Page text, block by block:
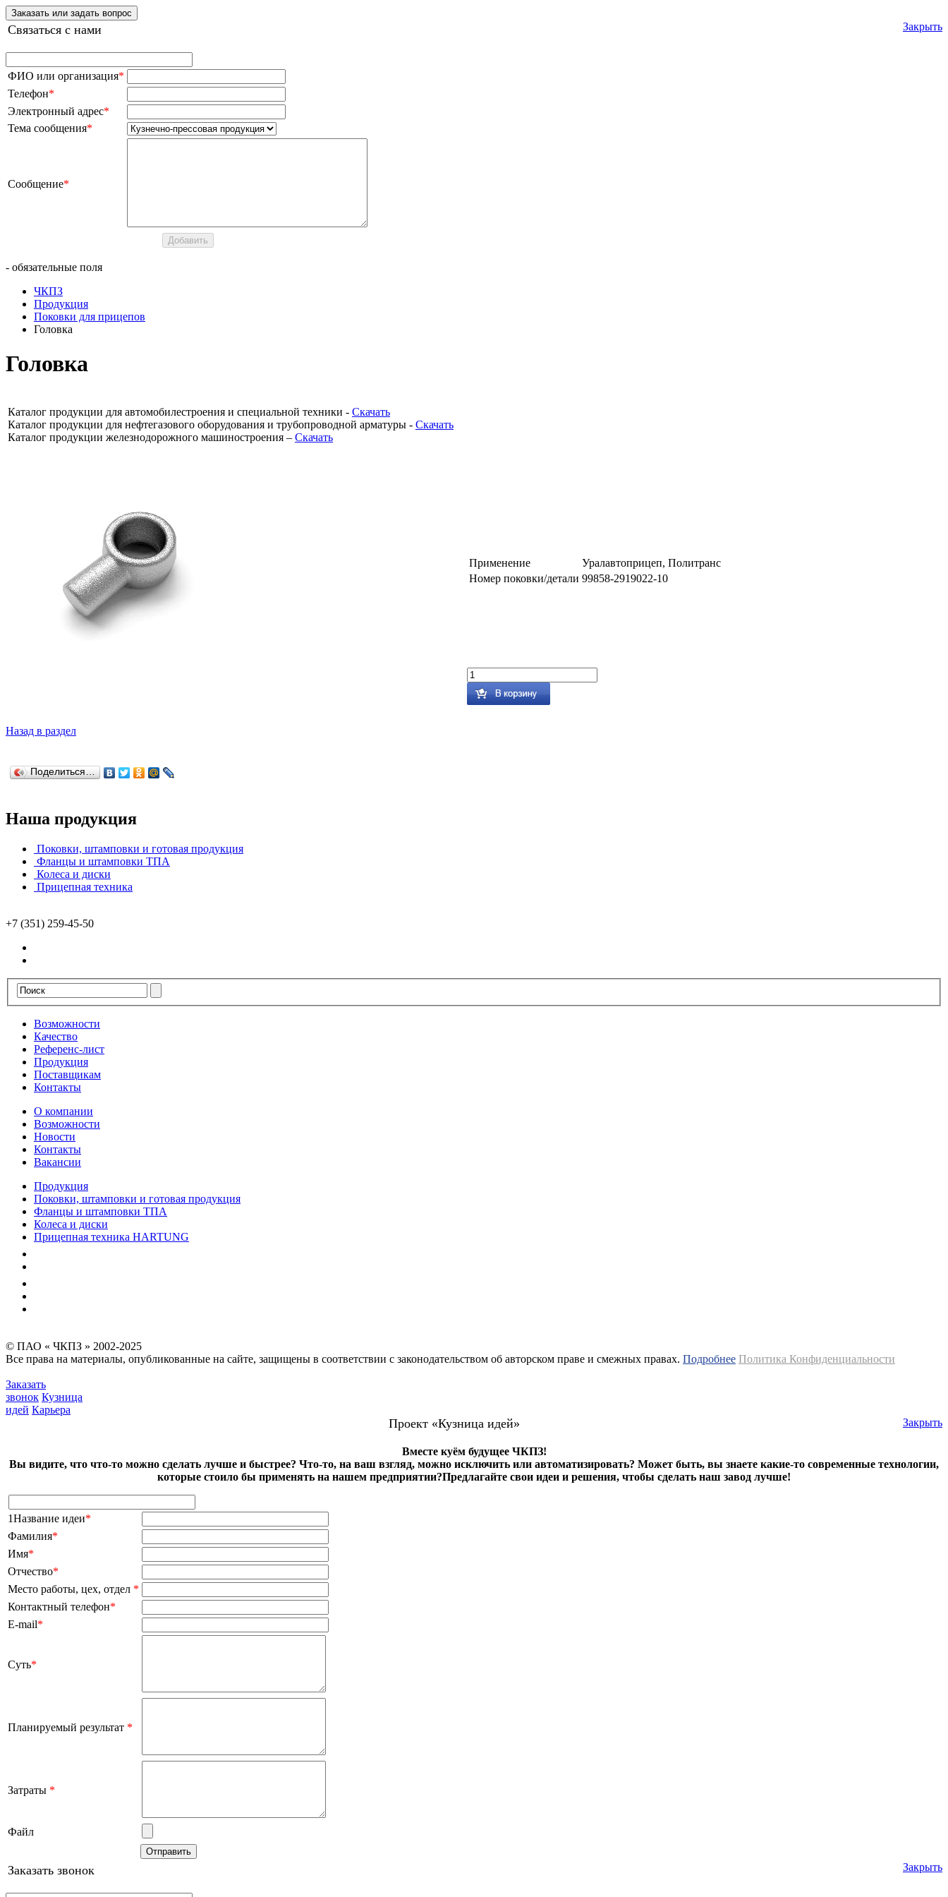
Заказать или задать вопрос
Закрыть
Связаться с нами
ФИО или организация*
Телефон*
Электронный адрес*
Тема сообщения*
Сообщение*
- обязательные поля
ЧКПЗ
Продукция
Поковки для прицепов
Головка
Головка
Каталог продукции для автомобилестроения и специальной техники - Скачать
Каталог продукции для нефтегазового оборудования и трубопроводной арматуры - Скачать
Каталог продукции железнодорожного машиностроения – Скачать
Применение
Уралавтоприцеп, Политранс
Номер поковки/детали 99858-2919022-10
Назад в раздел
Поделиться…
Наша продукция
Поковки, штамповки и готовая продукция
Фланцы и штамповки ТПА
Колеса и диски
Прицепная техника
+7 (351) 259-45-50
Возможности
Качество
Референс-лист
Продукция
Поставщикам
Контакты
О компании
Возможности
Новости
Контакты
Вакансии
Продукция
Поковки, штамповки и готовая продукция
Фланцы и штамповки ТПА
Колеса и диски
Прицепная техника HARTUNG
© ПАО « ЧКПЗ » 2002-2025
Все права на материалы, опубликованные на сайте, защищены в соответствии с законодательством об авторском праве и смежных правах. Подробнее Политика Конфиденциальности
Заказать
звонок Кузница
идей Карьера
Закрыть
Проект «Кузница идей»
Вместе куём будущее ЧКПЗ!
Вы видите, что что-то можно сделать лучше и быстрее? Что-то, на ваш взгляд, можно исключить или автоматизировать? Может быть, вы знаете какие-то современные технологии,
которые стоило бы применять на нашем предприятии?Предлагайте свои идеи и решения, чтобы сделать наш завод лучше!
1Название идеи*
Фамилия*
Имя*
Отчество*
Место работы, цех, отдел *
Контактный телефон*
E-mail*
Суть*
Планируемый результат *
Затраты *
Файл
Закрыть
Заказать звонок